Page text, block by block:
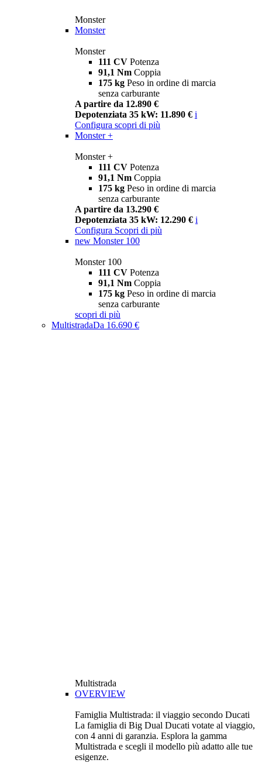
Monster
Monster
Monster
111 CV Potenza
91,1 Nm Coppia
175 kg Peso in ordine di marcia
senza carburante
A partire da 12.890 €
Depotenziata 35 kW: 11.890 € i
Configura scopri di più
Monster +
Monster +
111 CV Potenza
91,1 Nm Coppia
175 kg Peso in ordine di marcia
senza carburante
A partire da 13.290 €
Depotenziata 35 kW: 12.290 € i
Configura Scopri di più
new Monster 100
Monster 100
111 CV Potenza
91,1 Nm Coppia
175 kg Peso in ordine di marcia
senza carburante
scopri di più
MultistradaDa 16.690 €
Multistrada
OVERVIEW
Famiglia Multistrada: il viaggio secondo Ducati
La famiglia di Big Dual Ducati votate al viaggio,
con 4 anni di garanzia. Esplora la gamma
Multistrada e scegli il modello più adatto alle tue
esigenze.